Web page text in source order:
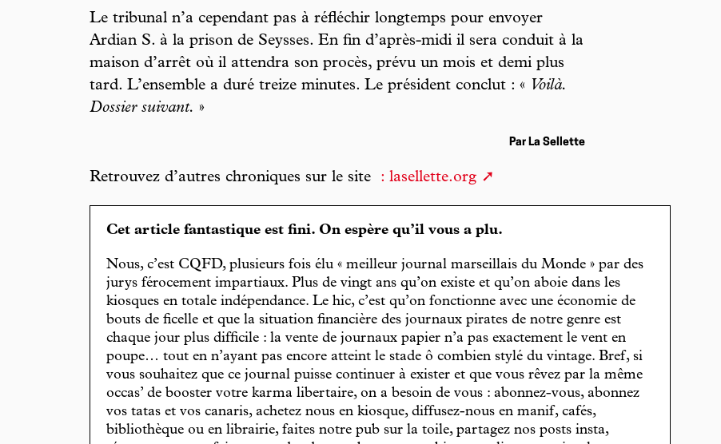
Le tribunal n’a cependant pas à réfléchir longtemps pour envoyer
Ardian S. à la prison de Seysses. En fin d’après-midi il sera conduit à la
maison d’arrêt où il attendra son procès, prévu un mois et demi plus
tard. L’ensemble a duré treize minutes. Le président conclut : « Voilà.
Dossier suivant. »
Par La Sellette
Retrouvez d’autres chroniques sur le site : lasellette.org
Cet article fantastique est fini. On espère qu’il vous a plu.
Nous, c’est CQFD, plusieurs fois élu « meilleur journal marseillais du Monde » par des
jurys férocement impartiaux. Plus de vingt ans qu’on existe et qu’on aboie dans les
kiosques en totale indépendance. Le hic, c’est qu’on fonctionne avec une économie de
bouts de ficelle et que la situation financière des journaux pirates de notre genre est
chaque jour plus difficile : la vente de journaux papier n’a pas exactement le vent en
poupe… tout en n’ayant pas encore atteint le stade ô combien stylé du vintage. Bref, si
vous souhaitez que ce journal puisse continuer à exister et que vous rêvez par la même
occas’ de booster votre karma libertaire, on a besoin de vous : abonnez-vous, abonnez
vos tatas et vos canaris, achetez nous en kiosque, diffusez-nous en manif, cafés,
bibliothèque ou en librairie, faites notre pub sur la toile, partagez nos posts insta,